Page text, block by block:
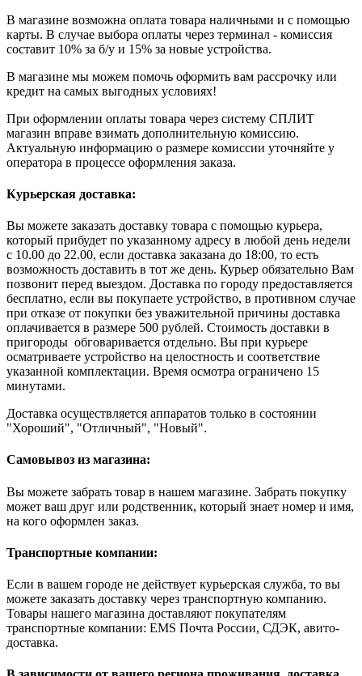
В магазине возможна оплата товара наличными и с помощью
карты. В случае выбора оплаты через терминал - комиссия
составит 10% за б/у и 15% за новые устройства.
В магазине мы можем помочь оформить вам рассрочку или
кредит на самых выгодных условиях!
При оформлении оплаты товара через систему СПЛИТ
магазин вправе взимать дополнительную комиссию.
Актуальную информацию о размере комиссии уточняйте у
оператора в процессе оформления заказа.
Курьерская доставка:
Вы можете заказать доставку товара с помощью курьера,
который прибудет по указанному адресу в любой день недели
с 10.00 до 22.00, если доставка заказана до 18:00, то есть
возможность доставить в тот же день. Курьер обязательно Вам
позвонит перед выездом. Доставка по городу предоставляется
бесплатно, если вы покупаете устройство, в противном случае
при отказе от покупки без уважительной причины доставка
оплачивается в размере 500 рублей. Стоимость доставки в
пригороды обговаривается отдельно. Вы при курьере
осматриваете устройство на целостность и соответствие
указанной комплектации. Время осмотра ограничено 15
минутами.
Доставка осуществляется аппаратов только в состоянии
"Хороший", "Отличный", "Новый".
Самовывоз из магазина:
Вы можете забрать товар в нашем магазине. Забрать покупку
может ваш друг или родственник, который знает номер и имя,
на кого оформлен заказ.
Транспортные компании:
Если в вашем городе не действует курьерская служба, то вы
можете заказать доставку через транспортную компанию.
Товары нашего магазина доставляют покупателям
транспортные компании: EMS Почта России, СДЭК, авито-
доставка.